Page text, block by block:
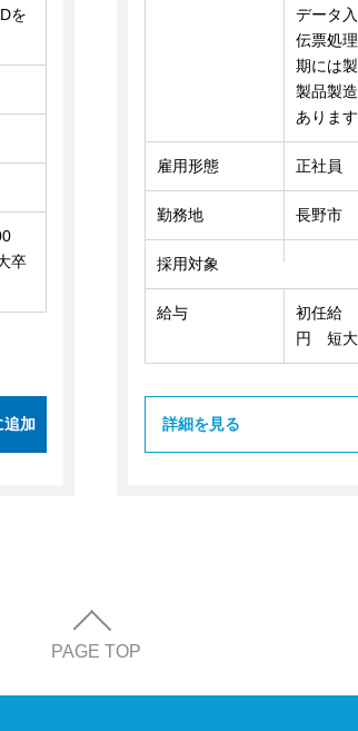
を
卒
追加
データ
伝票処
期には
製品製
あります
雇用形態 正社員
勤務地 長野市
採用対象
給与
初任給
円 短
詳細を見る
PAGE TOP